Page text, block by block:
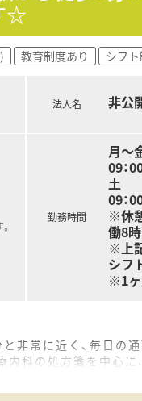
☆
教育制度あり シフト
法人名 非公
勤務時間
月～
09：
土
09：
※休
働8
※上
シフ
※1ヶ
非常に近く、毎日の
科の処方箋を中心に